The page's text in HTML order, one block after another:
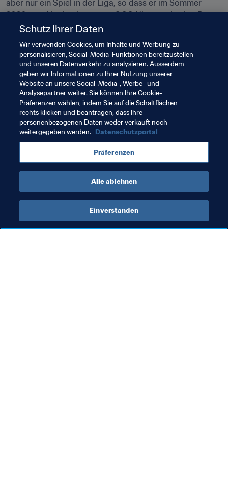
aber nur ein Spiel in der Liga, so dass er im Sommer
2020 zum Ligakonkurrenten OGC Nice wechselte. Dort
gelang ihm im ersten Ligaspiel gegen Lens gleich ein
Doppelpack, seitdem kam er in jeder Ligapartie zum
Einsatz.
Verwandte Themen
Germany England France India USA
Spain Mali
Schutz Ihrer Daten
Wir verwenden Cookies, um Inhalte und Werbung zu
personalisieren, Social-Media-Funktionen bereitzustellen
und unseren Datenverkehr zu analysieren. Ausserdem
geben wir Informationen zu Ihrer Nutzung unserer
Website an unsere Social-Media-, Werbe- und
Analysepartner weiter. Sie können Ihre Cookie-
Präferenzen wählen, indem Sie auf die Schaltflächen
rechts klicken und beantragen, dass Ihre
personenbezogenen Daten weder verkauft noch
weitergegeben werden. Datenschutzportal
Präferenzen
Alle ablehnen
Einverstanden